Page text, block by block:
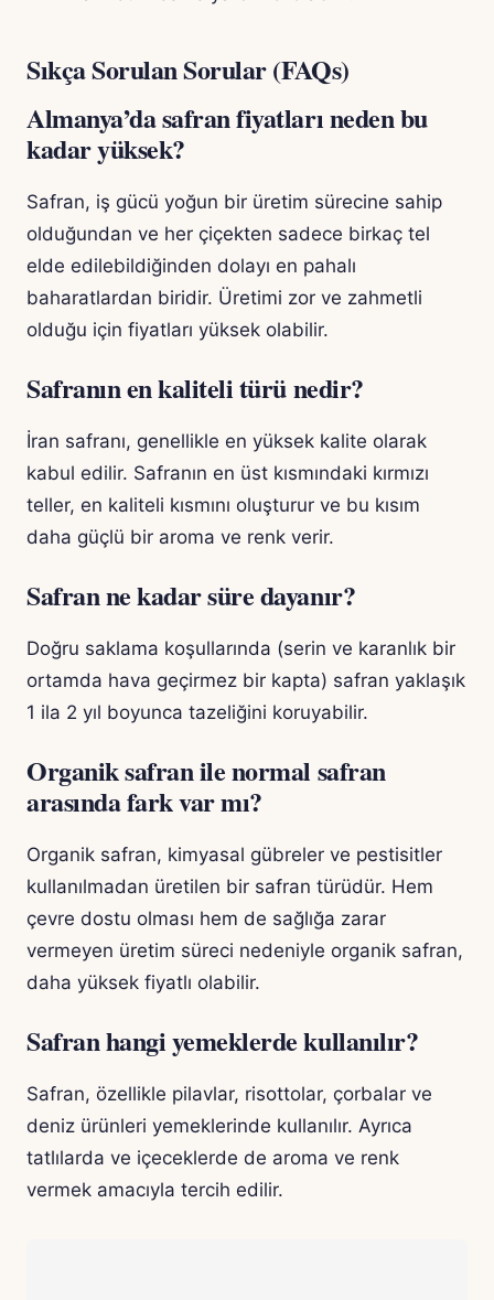
Sıkça Sorulan Sorular (FAQs)
Almanya’da safran fiyatları neden bu
kadar yüksek?
Safran, iş gücü yoğun bir üretim sürecine sahip
olduğundan ve her çiçekten sadece birkaç tel
elde edilebildiğinden dolayı en pahalı
baharatlardan biridir. Üretimi zor ve zahmetli
olduğu için fiyatları yüksek olabilir.
Safranın en kaliteli türü nedir?
İran safranı, genellikle en yüksek kalite olarak
kabul edilir. Safranın en üst kısmındaki kırmızı
teller, en kaliteli kısmını oluşturur ve bu kısım
daha güçlü bir aroma ve renk verir.
Safran ne kadar süre dayanır?
Doğru saklama koşullarında (serin ve karanlık bir
ortamda hava geçirmez bir kapta) safran yaklaşık
1 ila 2 yıl boyunca tazeliğini koruyabilir.
Organik safran ile normal safran
arasında fark var mı?
Organik safran, kimyasal gübreler ve pestisitler
kullanılmadan üretilen bir safran türüdür. Hem
çevre dostu olması hem de sağlığa zarar
vermeyen üretim süreci nedeniyle organik safran,
daha yüksek fiyatlı olabilir.
Safran hangi yemeklerde kullanılır?
Safran, özellikle pilavlar, risottolar, çorbalar ve
deniz ürünleri yemeklerinde kullanılır. Ayrıca
tatlılarda ve içeceklerde de aroma ve renk
vermek amacıyla tercih edilir.